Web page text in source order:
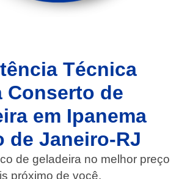
Técnica
Conserto de
em Ipanema
de Janeiro-RJ
de geladeira no melhor preço
próximo de você.